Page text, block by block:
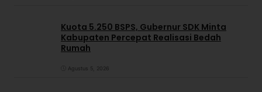
Kuota 5.250 BSPS, Gubernur SDK Minta
Kabupaten Percepat Realisasi Bedah
Rumah
Agustus 5, 2026